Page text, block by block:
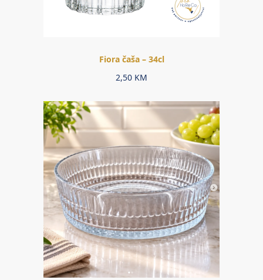
Fiora čaša – 34cl
2,50 KM